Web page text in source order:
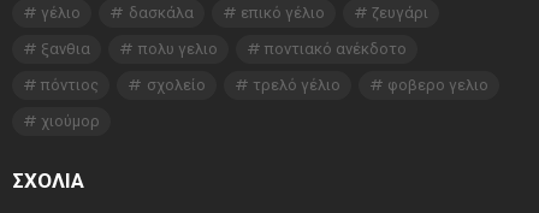
γέλιο
δασκάλα επικό γέλιο
ζευγάρι
ξανθια
πολυ γελιο
ποντιακό ανέκδοτο
πόντιος
σχολείο τρελό γέλιο
φοβερο γελιο
χιούμορ
ΣΧΌΛΙΑ